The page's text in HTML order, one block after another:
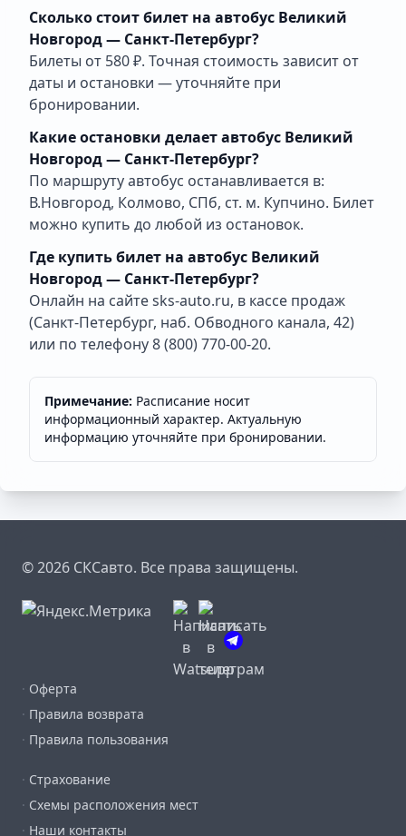
Сколько стоит билет на автобус Великий
Новгород — Санкт-Петербург?
Билеты от 580 ₽. Точная стоимость зависит от
даты и остановки — уточняйте при
бронировании.
Какие остановки делает автобус Великий
Новгород — Санкт-Петербург?
По маршруту автобус останавливается в:
В.Новгород, Колмово, СПб, ст. м. Купчино. Билет
можно купить до любой из остановок.
Где купить билет на автобус Великий
Новгород — Санкт-Петербург?
Онлайн на сайте sks-auto.ru, в кассе продаж
(Санкт-Петербург, наб. Обводного канала, 42)
или по телефону 8 (800) 770-00-20.
Примечание: Расписание носит
информационный характер. Актуальную
информацию уточняйте при бронировании.
© 2026 СКСавто. Все права защищены.
· Оферта
· Правила возврата
· Правила пользования
· Страхование
· Схемы расположения мест
· Наши контакты